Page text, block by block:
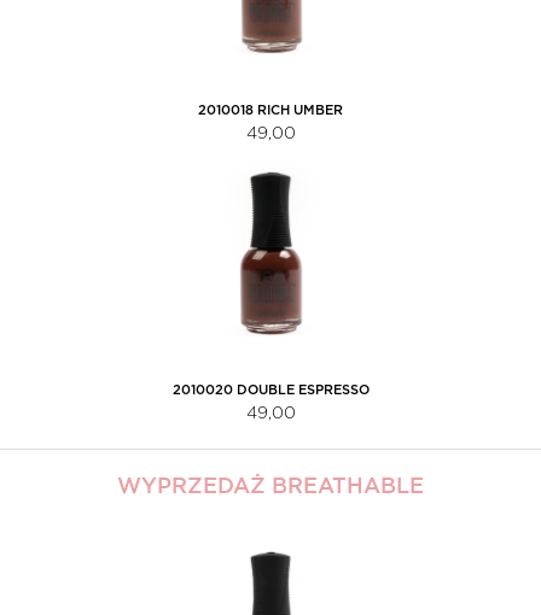
2010018 RICH UMBER
49,00
2010020 DOUBLE ESPRESSO
49,00
WYPRZEDAŻ BREATHABLE